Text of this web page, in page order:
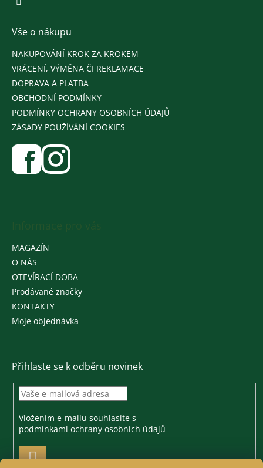
Vše o nákupu
NAKUPOVÁNÍ KROK ZA KROKEM
VRÁCENÍ, VÝMĚNA ČI REKLAMACE
DOPRAVA A PLATBA
OBCHODNÍ PODMÍNKY
PODMÍNKY OCHRANY OSOBNÍCH ÚDAJŮ
ZÁSADY POUŽÍVÁNÍ COOKIES
MAGAZÍN
O NÁS
OTEVÍRACÍ DOBA
Prodávané značky
KONTAKTY
Moje objednávka
Přihlaste se k odběru novinek
Vložením e-mailu souhlasíte s
podmínkami ochrany osobních údajů
PŘIHLÁSIT